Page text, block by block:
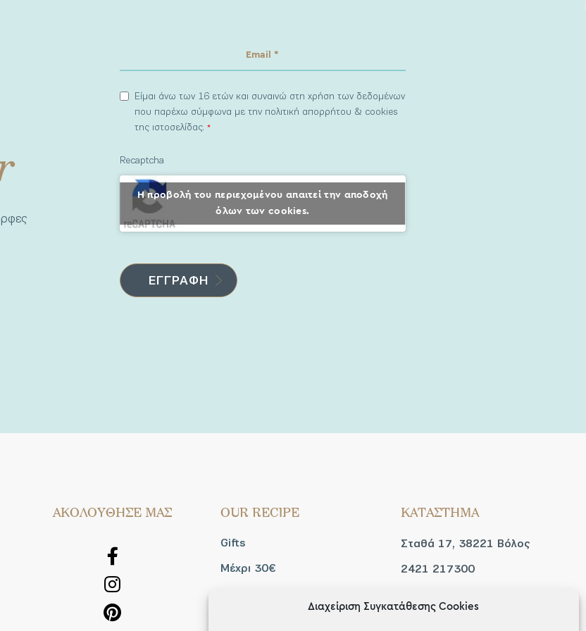
Διαχείριση Συγκατάθεσης Cookies
Είμαι άνω των 16 ετών και συναινώ στη χρήση των δεδομένων
που παρέχω σύμφωνα με την πολιτική απορρήτου & cookies
της ιστοσελίδας.*
Recaptcha
Η προβολή του περιεχομένου απαιτεί την αποδοχή
όλων των cookies.
AΚΟΛΟΥΘΗΣΕ ΜΑΣ OUR RECIPE
Gifts
Μέχρι 30€
ΚΑΤΑΣΤΗΜΑ
Σταθά 17, 38221 Βόλος
2421 217300